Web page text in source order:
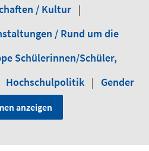
/ Kultur |
/ Rund um die
Schülerinnen/Schüler,
Hochschulpolitik | Gender
anzeigen